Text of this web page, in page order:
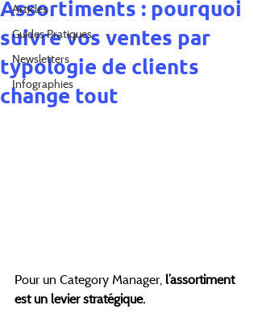
Articles
Guides Pratiques
Newsletters
Infographies
Assortiments : pourquoi
suivre vos ventes par
typologie de clients
change tout
Pour un Category Manager, l’assortiment
est un levier stratégique.